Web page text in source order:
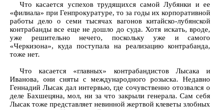
Что касается успехов трудящихся самой Лубянки и ее
«филиала» при Генпрокуратуре, то за годы их корпоративной
работы дело о семи тысячах вагонов китайско-лубянской
контрабанды все еще не дошло до суда. Хотя искать, вроде,
уже решительно нечего, поскольку уже и самого
«Черкизона», куда поступала на реализацию контрабанда,
тоже нет.
Что касается «главных» контрабандистов Лысака и
Иванова, они сняты с международного розыска. Недавно
Геннадий Лысак дал интервью, где сочувственно отозвался о
деле Бахшецяна, мол, ни за что закрыли генерала. Сам себя
Лысак тоже представляет невинной жертвой клеветы злобных